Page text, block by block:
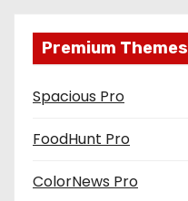
Premium Themes
Spacious Pro
FoodHunt Pro
ColorNews Pro